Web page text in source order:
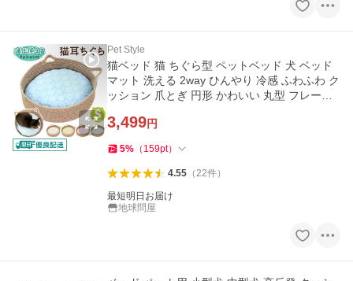
Pet Style
猫ベッド 猫 ちぐら型 ペットベッド 犬 ベッド
マット 洗える 2way ひんやり 冷感 ふわふわ ク
ッション 爪とぎ 円形 かわいい 丸型 フレーム
3,499円
5% （ 159pt）
4.55（22件）
最短明日お届け
地球問屋